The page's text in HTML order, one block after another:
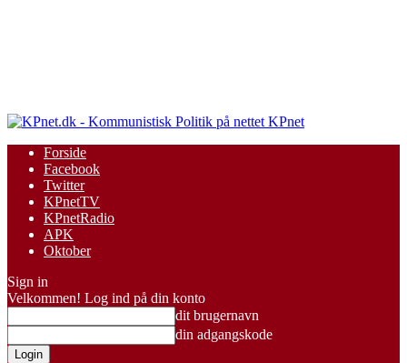
KPnet
Forside
Facebook
Twitter
KPnetTV
KPnetRadio
APK
Oktober
Sign in
Velkommen! Log ind på din konto
dit brugernavn
din adgangskode